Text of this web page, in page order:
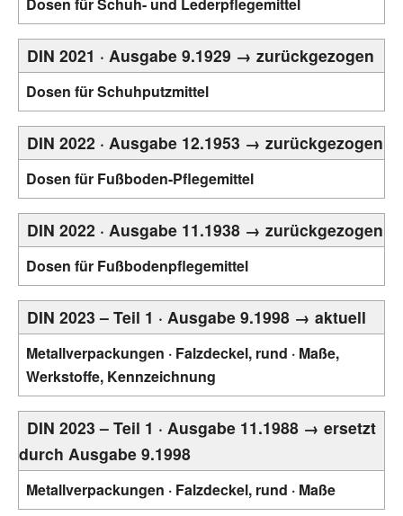
DIN 2021 · Ausgabe 9.1929 → zurückgezogen
Dosen für Schuhputzmittel
DIN 2022 · Ausgabe 12.1953 → zurückgezogen
Dosen für Fußboden-Pflegemittel
DIN 2022 · Ausgabe 11.1938 → zurückgezogen
Dosen für Fußbodenpflegemittel
DIN 2023 – Teil 1 · Ausgabe 9.1998 → aktuell
Metallverpackungen · Falzdeckel, rund · Maße,
Werkstoffe, Kennzeichnung
DIN 2023 – Teil 1 · Ausgabe 11.1988 → ersetzt
durch Ausgabe 9.1998
Metallverpackungen · Falzdeckel, rund · Maße